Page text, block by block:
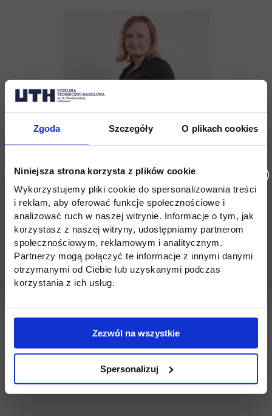
Zgoda Szczegóły O plikach cookies
Niniejsza strona korzysta z plików cookie
Wykorzystujemy pliki cookie do spersonalizowania treści
i reklam, aby oferować funkcje społecznościowe i
analizować ruch w naszej witrynie. Informacje o tym, jak
korzystasz z naszej witryny, udostępniamy partnerom
społecznościowym, reklamowym i analitycznym.
Partnerzy mogą połączyć te informacje z innymi danymi
otrzymanymi od Ciebie lub uzyskanymi podczas
korzystania z ich usług.
Zezwól na wszystkie
Spersonalizuj
tel. (22) 262 88 88,
rekrutacja@uth.edu.pl
Social & media UTH
Zobacz, co u nas słychać
Filter network:
All